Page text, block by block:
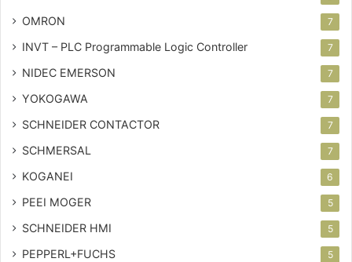
OMRON 7
INVT – PLC Programmable Logic Controller 7
NIDEC EMERSON 7
YOKOGAWA 7
SCHNEIDER CONTACTOR 7
SCHMERSAL 7
KOGANEI 6
PEEI MOGER 5
SCHNEIDER HMI 5
PEPPERL+FUCHS 5